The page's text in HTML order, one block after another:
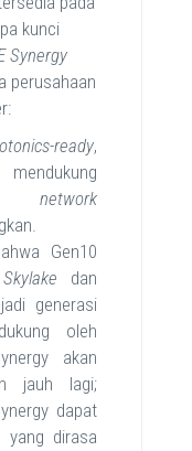
kunci
Synergy
perusahaan
ready,
network
Gen10
Skylake dan
generasi
oleh
akan
jauh lagi;
dapat
yang dirasa